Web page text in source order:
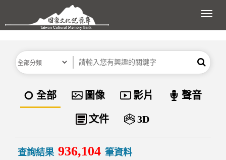
跳到主要內容區塊
展
分類 關鍵字 搜尋
資料類型
全部 圖像 影片 聲音
文件 3D
查詢結果 936,104 筆資料